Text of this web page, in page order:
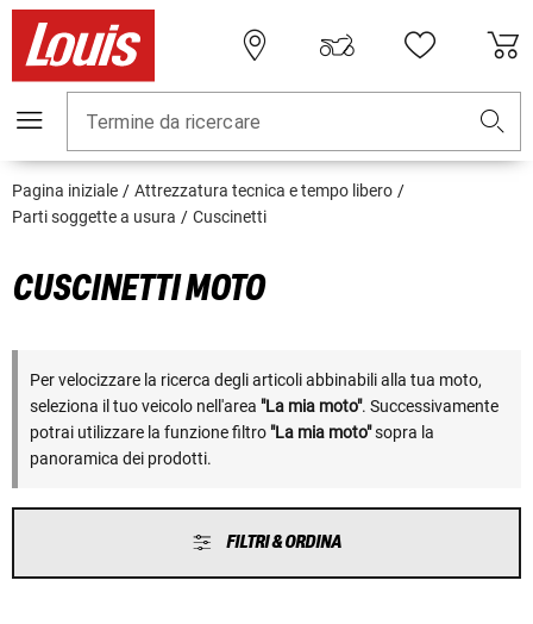
Termine da ricercare
Pagina iniziale
Attrezzatura tecnica e tempo libero
Parti soggette a usura
Cuscinetti
CUSCINETTI MOTO
Per velocizzare la ricerca degli articoli abbinabili alla tua moto,
seleziona il tuo veicolo nell'area "La mia moto". Successivamente
potrai utilizzare la funzione filtro "La mia moto"sopra la
panoramica dei prodotti.
FILTRI & ORDINA